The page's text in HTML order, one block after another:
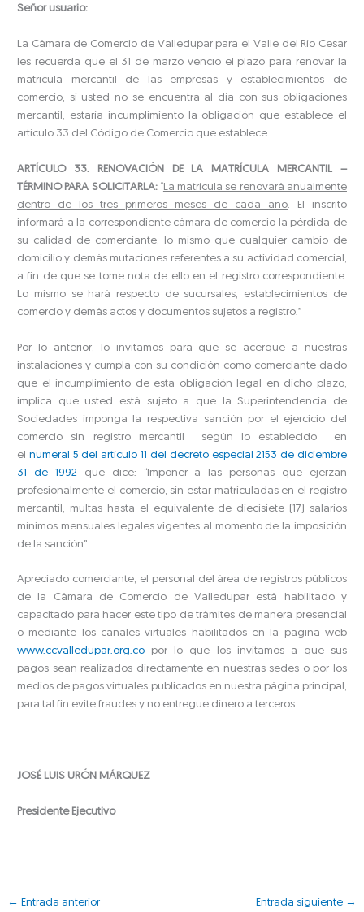
Señor usuario:
La Cámara de Comercio de Valledupar para el Valle del Río Cesar
les recuerda que el 31 de marzo venció el plazo para renovar la
matrícula mercantil de las empresas y establecimientos de
comercio, si usted no se encuentra al día con sus obligaciones
mercantil, estaría incumplimiento la obligación que establece el
artículo 33 del Código de Comercio que establece:
ARTÍCULO 33. RENOVACIÓN DE LA MATRÍCULA MERCANTIL –
TÉRMINO PARA SOLICITARLA:“La matrícula se renovará anualmente
dentro de los tres primeros meses de cada año. El inscrito
informará a la correspondiente cámara de comercio la pérdida de
su calidad de comerciante, lo mismo que cualquier cambio de
domicilio y demás mutaciones referentes a su actividad comercial,
a fin de que se tome nota de ello en el registro correspondiente.
Lo mismo se hará respecto de sucursales, establecimientos de
comercio y demás actos y documentos sujetos a registro.”
Por lo anterior, lo invitamos para que se acerque a nuestras
instalaciones y cumpla con su condición como comerciante dado
que el incumplimiento de esta obligación legal en dicho plazo,
implica que usted está sujeto a que la Superintendencia de
Sociedades imponga la respectiva sanción por el ejercicio del
comercio sin registro mercantil según lo establecido en
el numeral 5 del artículo 11 del decreto especial 2153 de diciembre
31 de 1992 que dice: “Imponer a las personas que ejerzan
profesionalmente el comercio, sin estar matriculadas en el registro
mercantil, multas hasta el equivalente de diecisiete (17) salarios
mínimos mensuales legales vigentes al momento de la imposición
de la sanción”.
Apreciado comerciante, el personal del área de registros públicos
de la Cámara de Comercio de Valledupar está habilitado y
capacitado para hacer este tipo de trámites de manera presencial
o mediante los canales virtuales habilitados en la página web
www.ccvalledupar.org.co por lo que los invitamos a que sus
pagos sean realizados directamente en nuestras sedes o por los
medios de pagos virtuales publicados en nuestra página principal,
para tal fin evite fraudes y no entregue dinero a terceros.
JOSÉ LUIS URÓN MÁRQUEZ
Presidente Ejecutivo
← Entrada anterior Entrada siguiente →